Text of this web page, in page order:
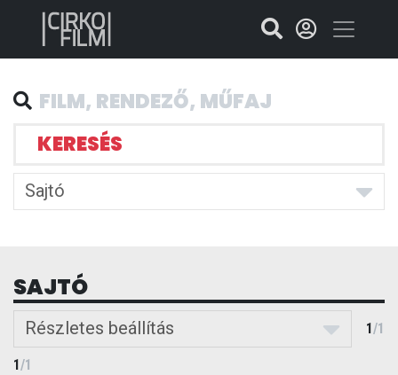
KERESÉS
Sajtó
SAJTÓ
Részletes beállítás 1/1
1/1